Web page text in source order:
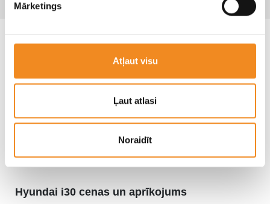
Mārketings
Atļaut visu
Ļaut atlasi
Noraidīt
Hyundai i30 cenas un aprīkojums